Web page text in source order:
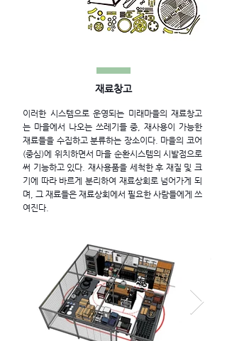
재료창고
이러한 시스템으로 운영되는 미래마을의 재료창고
는 마을에서 나오는 쓰레기들 중, 재사용이 가능한
재료들을 수집하고분류하는 장소이다. 마을의 코어
(중심)에 위치하면서 마을 순환시스템의 시발점으로
써 기능하고 있다. 재사용품을 세척한 후 재질 및 크
기에 따라 바르게 분리하여 재료상회로 넘어가게 되
며, 그 재료들은 재료상회에서 필요한 사람들에게 쓰
여진다.